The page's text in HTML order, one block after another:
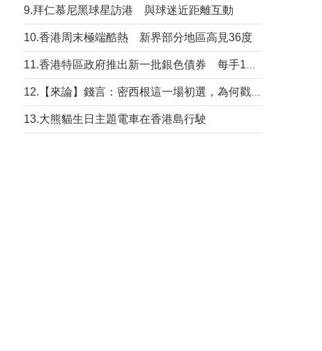
9.拜仁慕尼黑球星訪港 與球迷近距離互動
10.香港周末極端酷熱 新界部分地區高見36度
13.大熊貓生日主題電車在香港島行駛